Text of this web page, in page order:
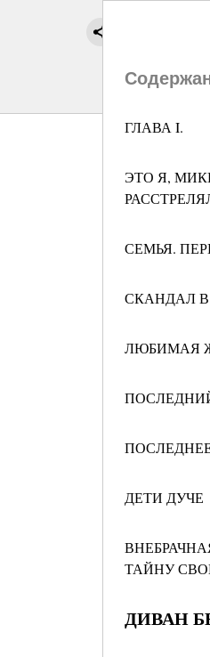
ГЛАВА I.
ЭТО Я,
СЕМЬЯ.
СКАНДАЛ
ЛЮБИМАЯ
ДЕТИ ДУЧЕ
ТАЙНУ
ДИВАН